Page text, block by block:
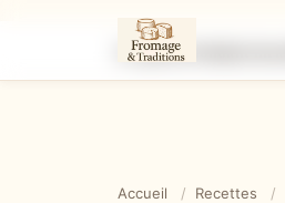
Accueil / Recettes /